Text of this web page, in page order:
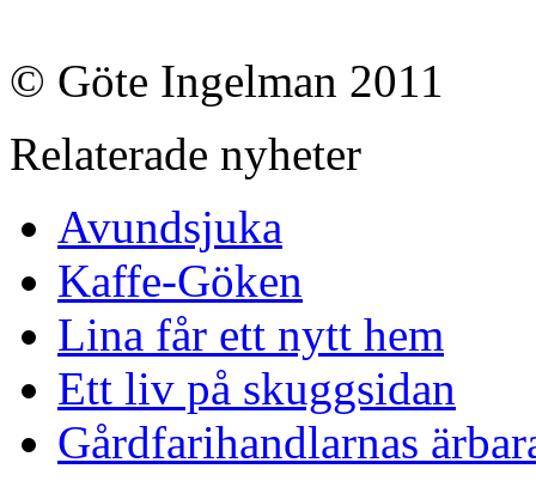
© Göte Ingelman 2011
Relaterade nyheter
Avundsjuka
Kaffe-Göken
Lina får ett nytt hem
Ett liv på skuggsidan
Gårdfarihandlarnas